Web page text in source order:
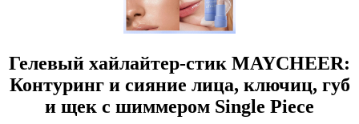
Гелевый хайлайтер-стик MAYCHEER:
Контуринг и сияние лица, ключиц, губ
и щек с шиммером Single Piece